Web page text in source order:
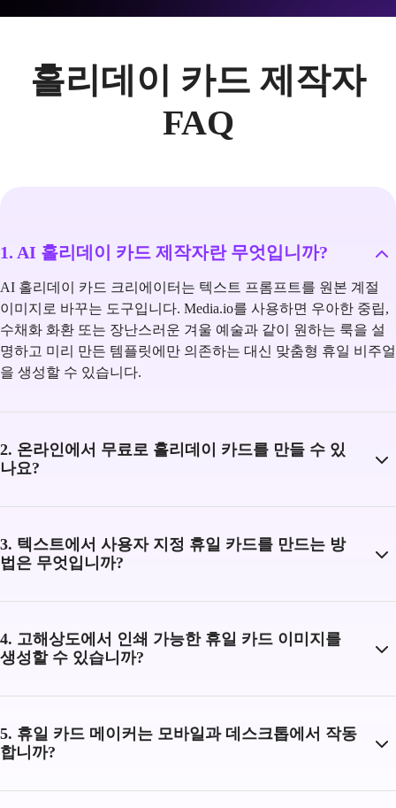
홀리데이 카드 제작자
FAQ
1. AI 홀리데이 카드 제작자란 무엇입니까?
AI 홀리데이 카드 크리에이터는 텍스트 프롬프트를 원본 계절
이미지로 바꾸는 도구입니다. Media.io를 사용하면 우아한 중립,
수채화 화환 또는 장난스러운 겨울 예술과 같이 원하는 룩을 설
명하고 미리 만든 템플릿에만 의존하는 대신 맞춤형 휴일 비주얼
을 생성할 수 있습니다.
2. 온라인에서 무료로 홀리데이 카드를 만들 수 있
나요?
3. 텍스트에서 사용자 지정 휴일 카드를 만드는 방
법은 무엇입니까?
4. 고해상도에서 인쇄 가능한 휴일 카드 이미지를
생성할 수 있습니까?
5. 휴일 카드 메이커는 모바일과 데스크톱에서 작동
합니까?